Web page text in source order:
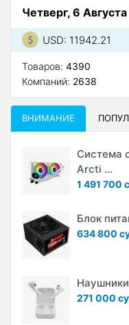
Четверг, 6
USD: 11942.21
Товаров: 4390
Компаний: 2638
ВНИМАНИЕ
Система
Arcti ...
1 491 700
Блок
634 800
271 000